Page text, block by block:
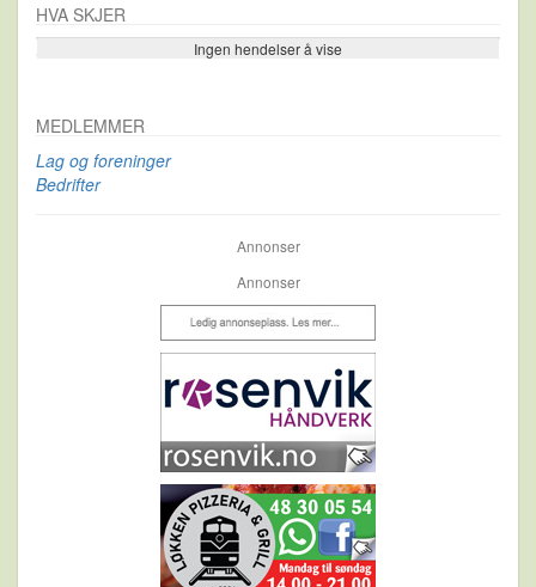
HVA SKJER
Ingen hendelser å vise
Se flere…
MEDLEMMER
Lag og foreninger
Bedrifter
Annonser
Annonser